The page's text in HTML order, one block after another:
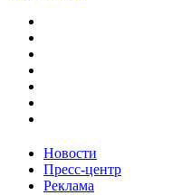
Новости
Пресс-центр
Реклама